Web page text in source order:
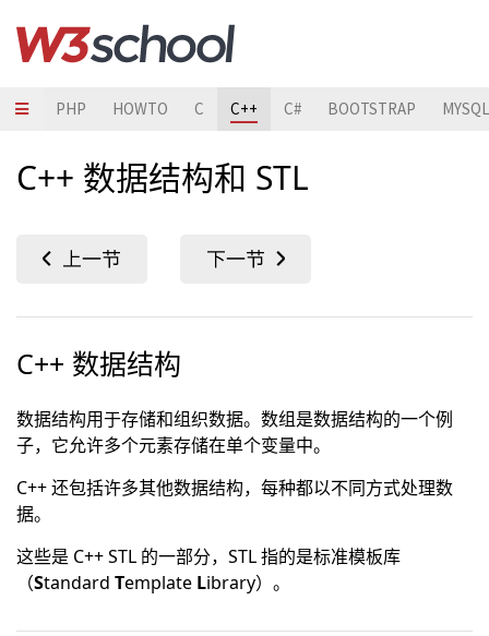
PHP HOWTO C C++ C# BOOTSTRAP MYSQL
C++ 数据结构和 STL
C++ 数据结构
数据结构用于存储和组织数据。数组是数据结构的一个例
子，它允许多个元素存储在单个变量中。
C++ 还包括许多其他数据结构，每种都以不同方式处理数
据。
这些是 C++ STL 的一部分， STL指的是标准模板库
（Standard Template Library）。